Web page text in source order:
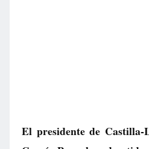
El presidente de